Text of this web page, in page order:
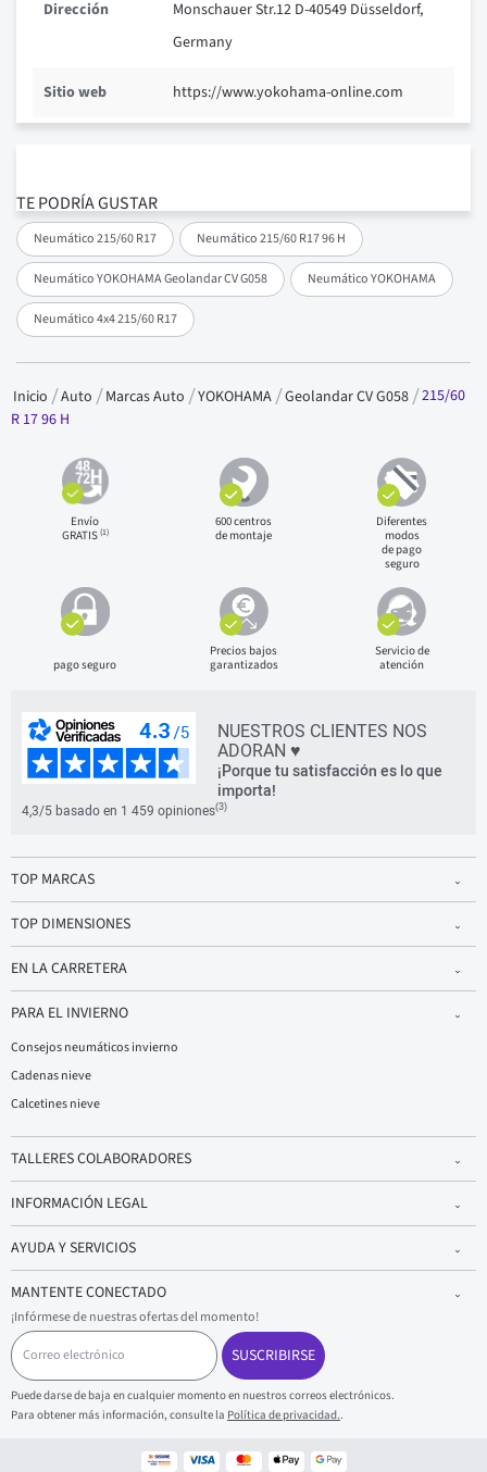
TE PODRÍA GUSTAR
Neumático 215/60 R17 Neumático 215/60 R17 96 H
Neumático YOKOHAMA Geolandar CV G058 Neumático YOKOHAMA
Neumático 4x4 215/60 R17
Dirección
Monschauer Str.12 D-40549 Düsseldorf,
Germany
Sitio web https://www.yokohama-online.com
Inicio Auto Marcas Auto YOKOHAMA Geolandar CV G058 215/60
R 17 96 H
Envío
GRATIS(1)
600 centros
de montaje
Diferentes
modos
de pago
seguro
pago seguro
Precios bajos
garantizados
Servicio de
atención
NUESTROS CLIENTES NOS
ADORAN ♥
¡Porque tu satisfacción es lo que
importa!
4,3/5 basado en 1 459 opiniones(3)
TOP MARCAS
TOP DIMENSIONES
EN LA CARRETERA
PARA EL INVIERNO
Consejos neumáticos invierno
Cadenas nieve
Calcetines nieve
TALLERES COLABORADORES
INFORMACIÓN LEGAL
AYUDA Y SERVICIOS
MANTENTE CONECTADO
¡Infórmese de nuestras ofertas del momento!
C
o
r
r
e
o
SUSCRIBIRSE
Puede darse de baja en cualquier momento en nuestros correos electrónicos.
Para obtener más información, consulte la Política de privacidad..